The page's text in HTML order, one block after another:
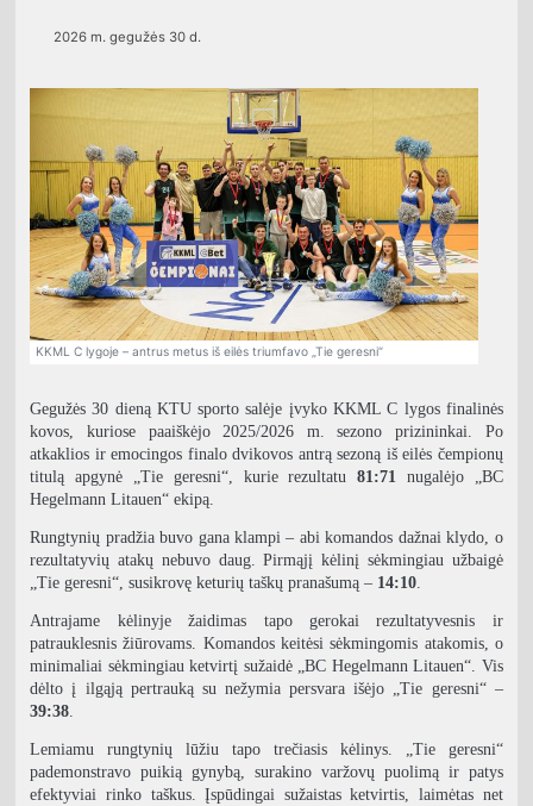
2026 m. gegužės 30 d.
KKML C lygoje – antrus metus iš eilės triumfavo „Tie geresni“
Gegužės 30 dieną KTU sporto salėje įvyko KKML C lygos finalinės
kovos, kuriose paaiškėjo 2025/2026 m. sezono prizininkai. Po
atkaklios ir emocingos finalo dvikovos antrą sezoną iš eilės čempionų
titulą apgynė „Tie geresni“, kurie rezultatu81:71
nugalėjo „BC
Hegelmann Litauen“ ekipą.
Rungtynių pradžia buvo gana klampi – abi komandos dažnai klydo, o
rezultatyvių atakų nebuvo daug. Pirmąjį kėlinį sėkmingiau užbaigė
„Tie geresni“, susikrovę keturių taškų pranašumą – 14:10
Antrajame kėlinyje žaidimas tapo gerokai rezultatyvesnis ir
patrauklesnis žiūrovams. Komandos keitėsi sėkmingomis atakomis, o
minimaliai sėkmingiau ketvirtį sužaidė „BC Hegelmann Litauen“. Vis
dėlto į ilgąją pertrauką su nežymia persvara išėjo „Tie geresni“ –
39:38
Lemiamu rungtynių lūžiu tapo trečiasis kėlinys. „Tie geresni“
pademonstravo puikią gynybą, surakino varžovų puolimą ir patys
efektyviai rinko taškus. Įspūdingai sužaistas ketvirtis, laimėtas net